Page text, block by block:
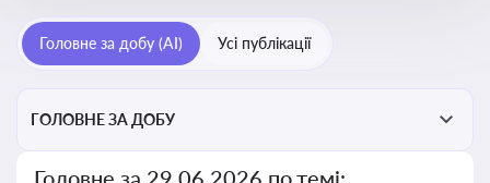
Головне за добу (AI) Усі публікації
ГОЛОВНЕ ЗА ДОБУ
Головне за 29.06.2026 по темі: